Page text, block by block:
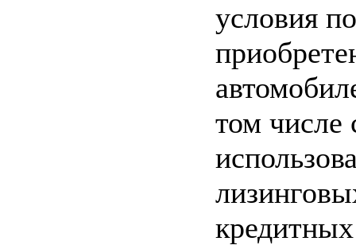
условия по
том числе
кредитных